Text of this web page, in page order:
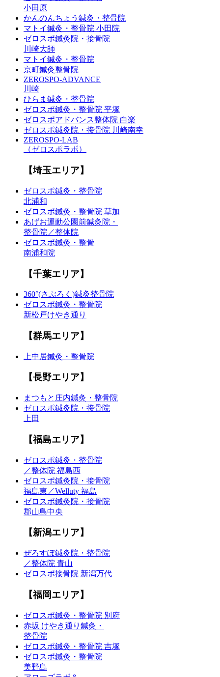
小田原
かんのんちょう鍼灸・整骨院
マトイ鍼灸・整骨院 小田院
ゼロスポ鍼灸院・接骨院
川崎大師
マトイ鍼灸・整骨院
京町鍼灸整骨院
ZEROSPO-ADVANCE
川崎
ひらま鍼灸・整骨院
ゼロスポ鍼灸・整骨院 平塚
ゼロスポアドバンス整体院 白楽
ゼロスポ鍼灸院・接骨院 川崎南幸
ZEROSPO-LAB
（ゼロスポラボ）
【埼玉エリア】
ゼロスポ鍼灸・整骨院
北浦和
ゼロスポ鍼灸・整骨院 草加
あげお運動公園前鍼灸院・
整骨院／整体院
ゼロスポ鍼灸・整骨
南浦和院
【千葉エリア】
360°(さぶろく)鍼灸整骨院
ゼロスポ鍼灸・整骨院
新松戸けやき通り
【群馬エリア】
上中居鍼灸・整骨院
【長野エリア】
まつもと庄内鍼灸・整骨院
ゼロスポ鍼灸院・接骨院
上田
【福島エリア】
ゼロスポ鍼灸・整骨院
／整体院 福島西
ゼロスポ鍼灸院・接骨院
福島東／Welluty 福島
ゼロスポ鍼灸院・接骨院
郡山島中央
【新潟エリア】
ぜろすぽ鍼灸院・整骨院
／整体院 青山
ゼロスポ接骨院 新潟万代
【福岡エリア】
ゼロスポ鍼灸・整骨院 別府
赤坂 けやき通り鍼灸・
整骨院
ゼロスポ鍼灸・整骨院 吉塚
ゼロスポ鍼灸・整骨院
美野島